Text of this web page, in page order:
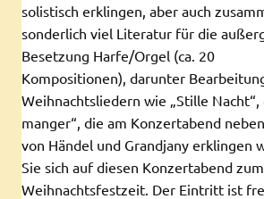
solistisch erklingen, aber auch
sonderlich viel Literatur für die
Besetzung Harfe/Orgel (ca. 20
Kompositionen), darunter
Weihnachtsliedern wie „Stille Nacht“,
manger“, die am Konzertabend
von Händel und Grandjany erklingen
Sie sich auf diesen Konzertabend
Weihnachtsfestzeit. Der Eintritt ist